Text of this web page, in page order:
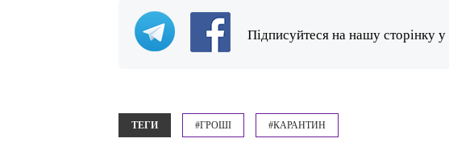
Підписуйтеся на нашу сторінку у
ТЕГИ #ГРОШІ #КАРАНТИН